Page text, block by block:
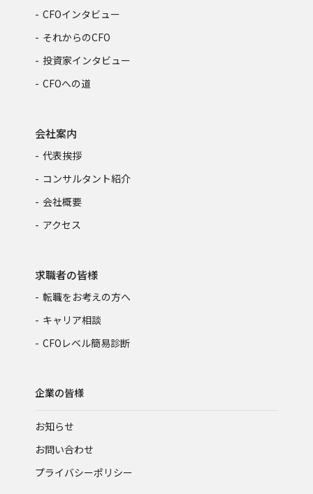
CFOインタビュー
それからのCFO
投資家インタビュー
CFOへの道
会社案内
代表挨拶
コンサルタント紹介
会社概要
アクセス
求職者の皆様
転職をお考えの方へ
キャリア相談
CFOレベル簡易診断
企業の皆様
お知らせ
お問い合わせ
プライバシーポリシー